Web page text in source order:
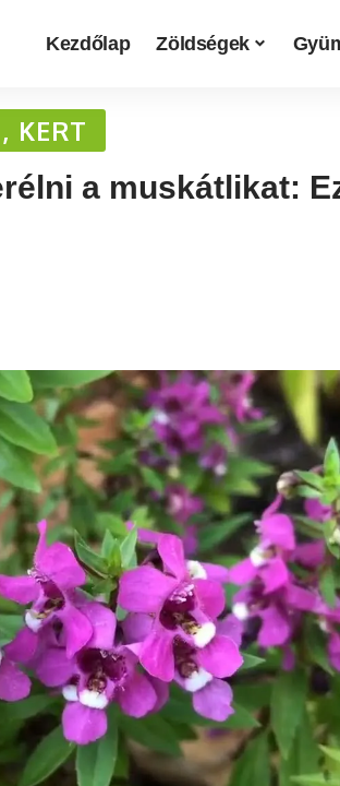
Kezdőlap Zöldségek
KERT
a muskátlikat: